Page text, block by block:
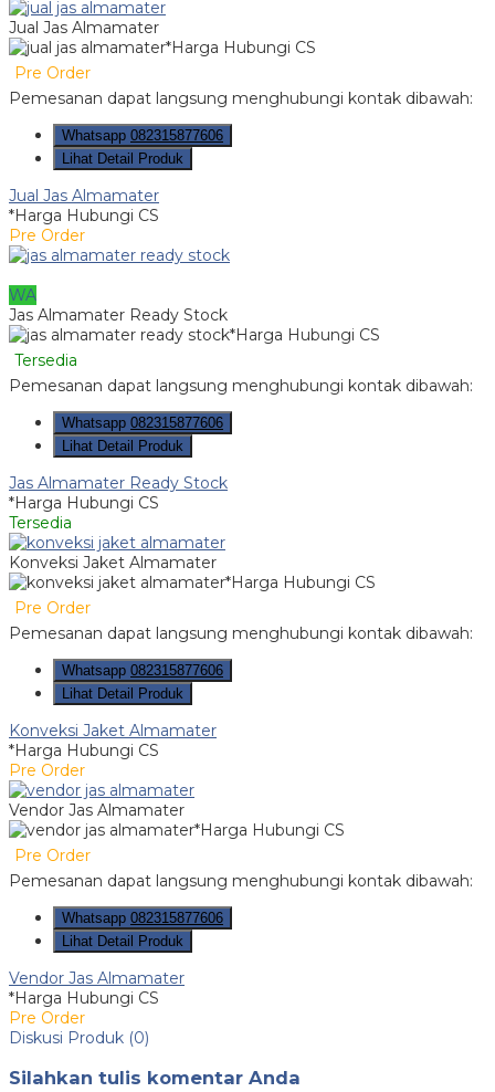
Jual Jas Almamater
*Harga Hubungi CS
Pre Order
Pemesanan dapat langsung menghubungi kontak dibawah:
Whatsapp 082315877606
Lihat Detail Produk
Jual Jas Almamater
*Harga Hubungi CS
Pre Order
WA
Jas Almamater Ready Stock
*Harga Hubungi CS
Tersedia
Pemesanan dapat langsung menghubungi kontak dibawah:
Whatsapp 082315877606
Lihat Detail Produk
Jas Almamater Ready Stock
*Harga Hubungi CS
Tersedia
Konveksi Jaket Almamater
*Harga Hubungi CS
Pre Order
Pemesanan dapat langsung menghubungi kontak dibawah:
Whatsapp 082315877606
Lihat Detail Produk
Konveksi Jaket Almamater
*Harga Hubungi CS
Pre Order
Vendor Jas Almamater
*Harga Hubungi CS
Pre Order
Pemesanan dapat langsung menghubungi kontak dibawah:
Whatsapp 082315877606
Lihat Detail Produk
Vendor Jas Almamater
*Harga Hubungi CS
Pre Order
Diskusi Produk (0)
Silahkan tulis komentar Anda